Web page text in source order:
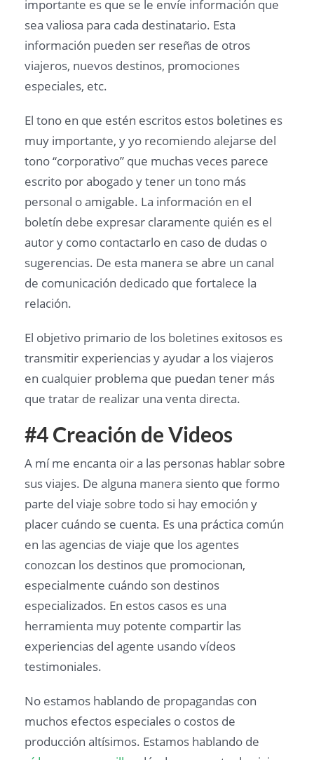
importante es que se le envíe información que
sea valiosa para cada destinatario. Esta
información pueden ser reseñas de otros
viajeros, nuevos destinos, promociones
especiales, etc.
El tono en que estén escritos estos boletines es
muy importante, y yo recomiendo alejarse del
tono “corporativo” que muchas veces parece
escrito por abogado y tener un tono más
personal o amigable. La información en el
boletín debe expresar claramente quién es el
autor y como contactarlo en caso de dudas o
sugerencias. De esta manera se abre un canal
de comunicación dedicado que fortalece la
relación.
El objetivo primario de los boletines exitosos es
transmitir experiencias y ayudar a los viajeros
en cualquier problema que puedan tener más
que tratar de realizar una venta directa.
#4 Creación de Videos
A mí me encanta oir a las personas hablar sobre
sus viajes. De alguna manera siento que formo
parte del viaje sobre todo si hay emoción y
placer cuándo se cuenta. Es una práctica común
en las agencias de viaje que los agentes
conozcan los destinos que promocionan,
especialmente cuándo son destinos
especializados. En estos casos es una
herramienta muy potente compartir las
experiencias del agente usando vídeos
testimoniales.
No estamos hablando de propagandas con
muchos efectos especiales o costos de
producción altísimos. Estamos hablando de